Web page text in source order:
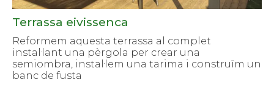
Terrassa eivissenca
Reformem aquesta terrassa al complet
instal·lant una pèrgola per crear una
semiombra, instal·lem una tarima i construïm un
banc de fusta